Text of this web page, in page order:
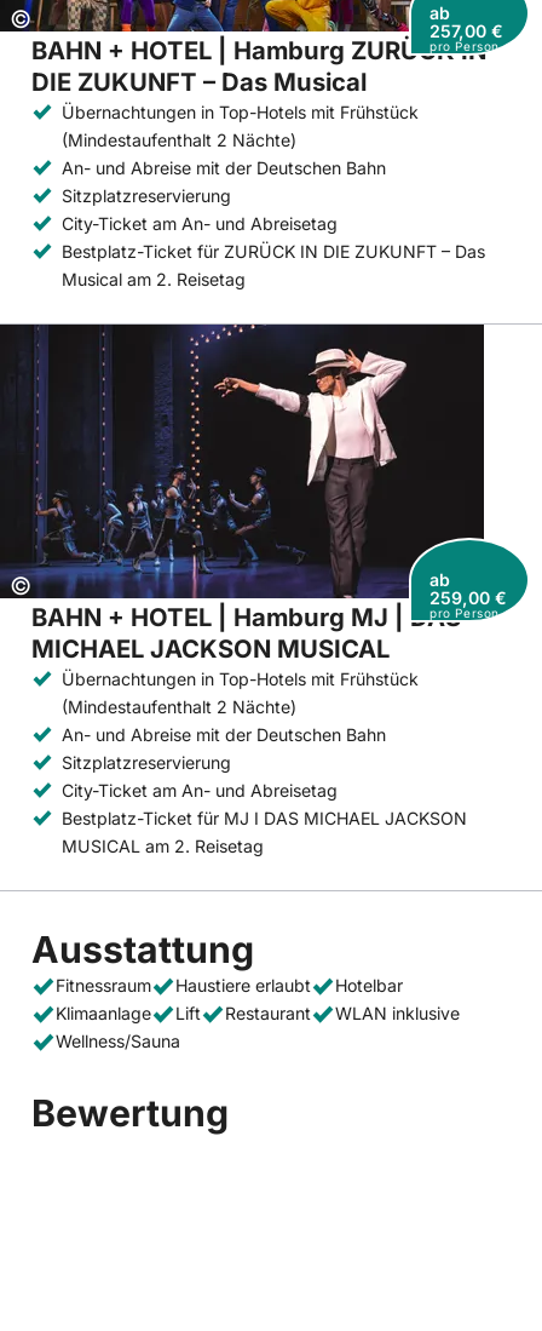
Copyright:
©
ab
257,00 €
pro Person
BAHN + HOTEL | Hamburg ZURÜCK IN
DIE ZUKUNFT – Das Musical
Übernachtungen in Top-Hotels mit Frühstück
(Mindestaufenthalt 2 Nächte)
An- und Abreise mit der Deutschen Bahn
Sitzplatzreservierung
City-Ticket am An- und Abreisetag
Bestplatz-Ticket für ZURÜCK IN DIE ZUKUNFT – Das
Musical am 2. Reisetag
Copyright:
©
ab
259,00 €
pro Person
BAHN + HOTEL | Hamburg MJ | DAS
MICHAEL JACKSON MUSICAL
Übernachtungen in Top-Hotels mit Frühstück
(Mindestaufenthalt 2 Nächte)
An- und Abreise mit der Deutschen Bahn
Sitzplatzreservierung
City-Ticket am An- und Abreisetag
Bestplatz-Ticket für MJ I DAS MICHAEL JACKSON
MUSICAL am 2. Reisetag
Ausstattung
Fitnessraum Haustiere erlaubt
Hotelbar
Klimaanlage
Lift Restaurant
WLAN inklusive
Wellness/Sauna
Bewertung